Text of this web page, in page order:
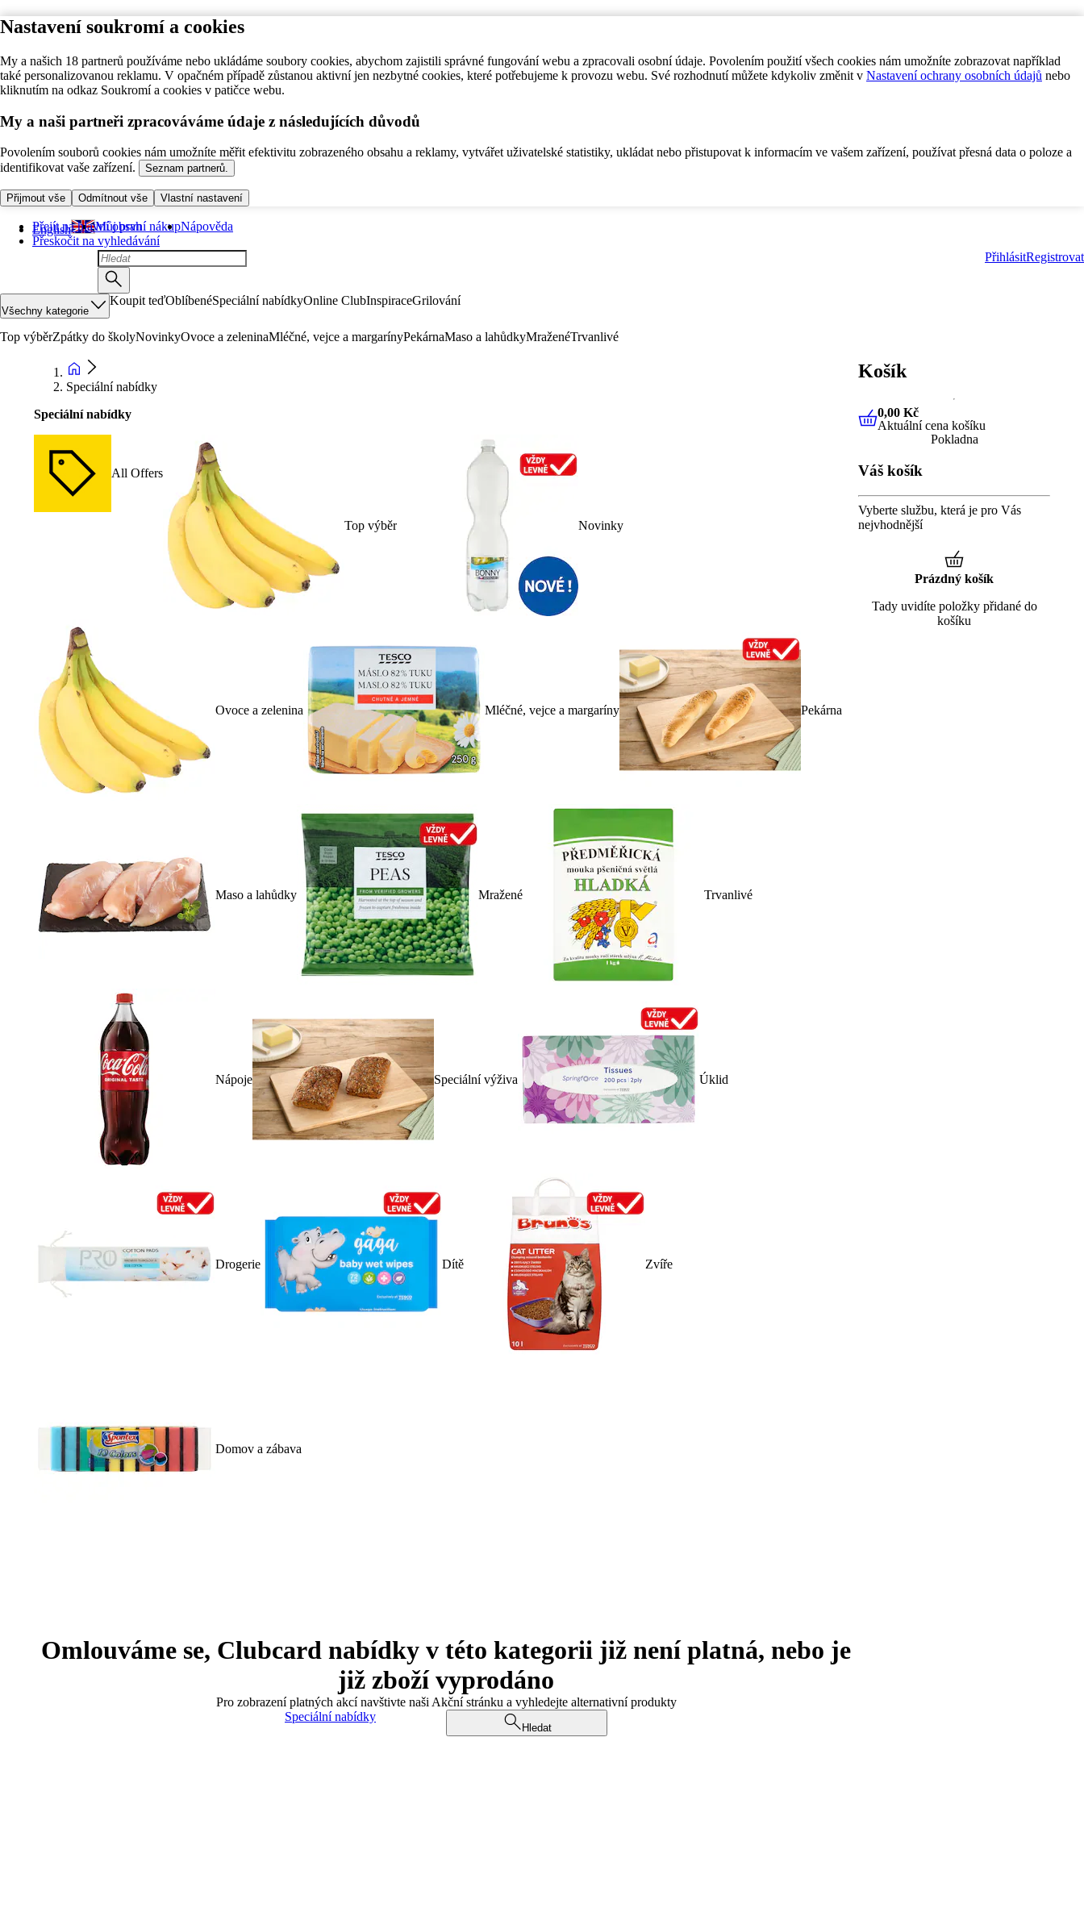
Nastavení soukromí a cookies
My a našich 18 partnerů používáme nebo ukládáme soubory cookies, abychom zajistili správné fungování webu a zpracovali osobní údaje. Povolením použití všech cookies nám umožníte zobrazovat například
také personalizovanou reklamu. V opačném případě zůstanou aktivní jen nezbytné cookies, které potřebujeme k provozu webu. Své rozhodnutí můžete kdykoliv změnit v Nastavení ochrany osobních údajů nebo
kliknutím na odkaz Soukromí a cookies v patičce webu.
My a naši partneři zpracováváme údaje z následujících důvodů
Povolením souborů cookies nám umožníte měřit efektivitu zobrazeného obsahu a reklamy, vytvářet uživatelské statistiky, ukládat nebo přistupovat k informacím ve vašem zařízení, používat přesná data o poloze a
identifikovat vaše zařízení.
Seznam partnerů.
Přijmout vše Odmítnout vše Vlastní nastavení
Přejít na hlavní obsah
Přeskočit na vyhledávání
English Můj první nákupNápověda
PřihlásitRegistrovat
Všechny kategorie
Koupit teďOblíbenéSpeciální nabídkyOnline ClubInspiraceGrilování
Top výběrZpátky do školyNovinkyOvoce a zeleninaMléčné, vejce a margarínyPekárnaMaso a lahůdkyMraženéTrvanlivé
Speciální nabídky
Speciální nabídky
All Offers
Top výběr Novinky
Ovoce a zelenina Mléčné, vejce a margaríny Pekárna
Maso a lahůdky Mražené Trvanlivé
Nápoje Speciální výživa Úklid
Drogerie Dítě Zvíře
Domov a zábava
Omlouváme se, Clubcard nabídky v této kategorii již není platná, nebo je
již zboží vyprodáno
Pro zobrazení platných akcí navštivte naši Akční stránku a vyhledejte alternativní produkty
Speciální nabídky
Hledat
Košík
0,00 KčAktuální cena košíku
0,00 Kč
Aktuální cena košíku
Pokladna
Váš košík
Vyberte službu, která je pro Vás
nejvhodnější
Prázdný košík
Tady uvidíte položky přidané do
košíku